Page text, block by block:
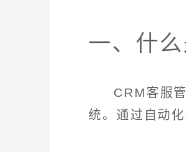
一、什
CRM客服
统。通过自动